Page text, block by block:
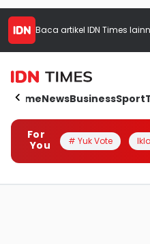
Baca artikel IDN Times
HomeNewsBusinessSport
For
You
# Yuk Vote